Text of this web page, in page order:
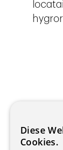
Diese
Cookies.